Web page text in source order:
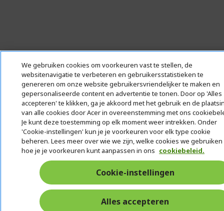
We gebruiken cookies om voorkeuren vast te stellen, de
websitenavigatie te verbeteren en gebruikersstatistieken te
genereren om onze website gebruikersvriendelijker te maken en
gepersonaliseerde content en advertentie te tonen. Door op 'Alles
accepteren' te klikken, ga je akkoord met het gebruik en de
van alle cookies door Acer in overeenstemming met ons
Je kunt deze toestemming op elk moment weer intrekken. Onder
'Cookie-instellingen' kun je je voorkeuren voor elk type cookie
beheren. Lees meer over wie we zijn, welke cookies we
hoe je je voorkeuren kunt aanpassen in ons cookiebeleid.
Cookie-instellingen
Alles accepteren